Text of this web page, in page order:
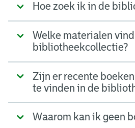
Hoe zoek ik in de
Welke materialen
bibliotheekcollectie?
Zijn er recente
te vinden in de
Waarom kan ik geen